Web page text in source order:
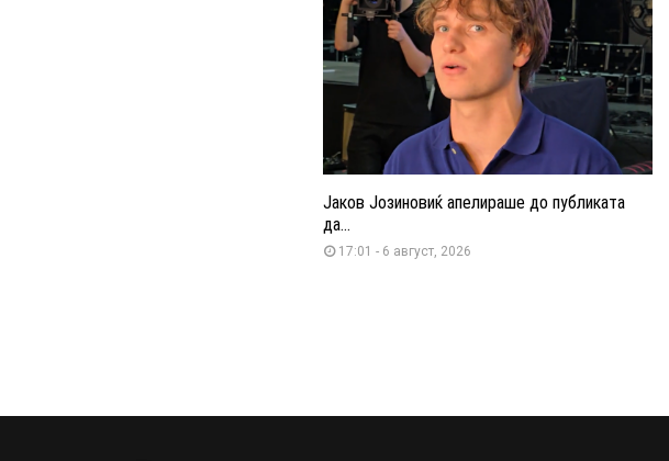
Јаков Јозиновиќ апелираше до публиката
да...
17:01 - 6 август, 2026